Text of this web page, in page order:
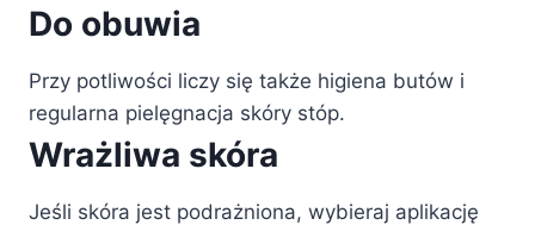
Do obuwia
Przy potliwości liczy się także higiena butów i
regularna pielęgnacja skóry stóp.
Wrażliwa skóra
Jeśli skóra jest podrażniona, wybieraj aplikację